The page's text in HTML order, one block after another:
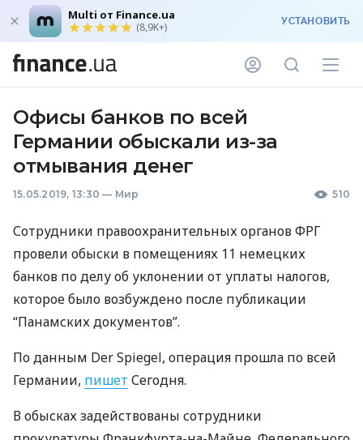
Multi от Finance.ua
(8,9K+) УСТАНОВИТЬ
Офисы банков по всей
Германии обыскали из-за
отмывания денег
15.05.2019, 13:30 — Мир 510
Сотрудники правоохранительных органовФРГ
провели обыски в помещениях 11 немецких
банков по делу об уклонении от уплаты налогов,
которое было возбуждено после публикации
“Панамских документов”.
По данным Der Spiegel, операция прошла по всей
Германии, пишет Сегодня.
В обысках задействованы сотрудники